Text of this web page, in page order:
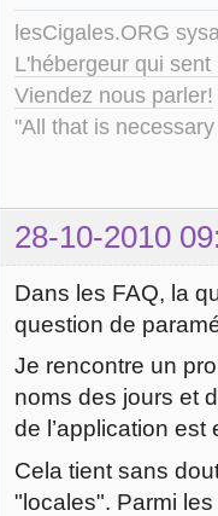
lesCigales.ORG
L'hébergeur qui
Viendez nous parler!
"All that is
28-10-2010
Dans les FAQ, la
question de
Je rencontre un
noms des jours et
de l’application est
Cela tient sans
"locales". Parmi